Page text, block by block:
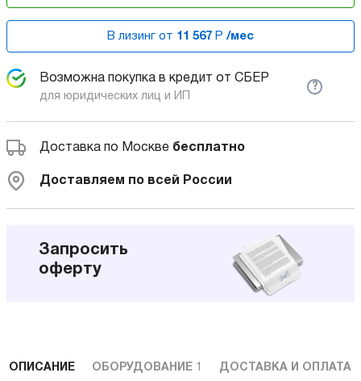
В лизинг от 11 567 Р /мес
Возможна покупка в кредит от СБЕР
для юридических лиц и ИП
?
Доставка по Москве бесплатно
Доставляем по всей России
Запросить
оферту
ОПИСАНИЕ ОБОРУДОВАНИЕ ДОСТАВКА И ОПЛАТА